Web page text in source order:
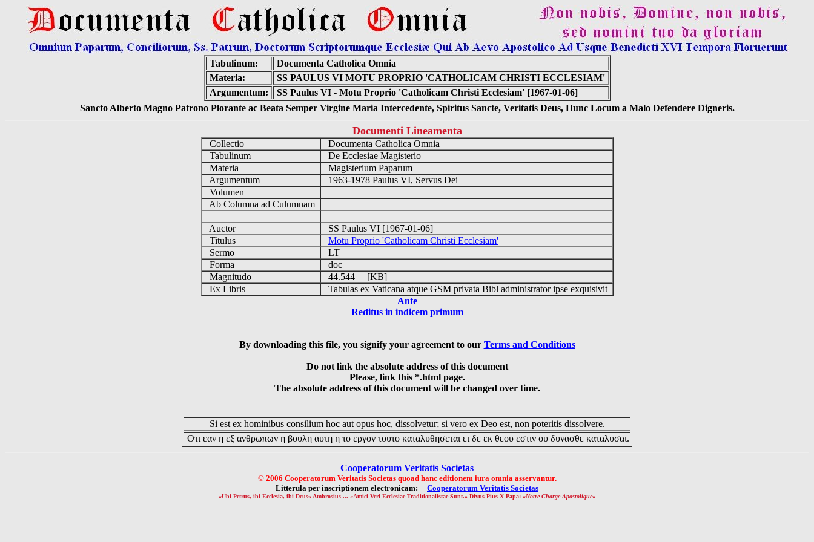
Tabulinum:
Documenta Catholica Omnia
Materia:
SS PAULUS VI MOTU PROPRIO 'CATHOLICAM CHRISTI ECCLESIAM'
Argumentum:
SS Paulus VI - Motu Proprio 'Catholicam Christi Ecclesiam' [1967-01-06]
Sancto Alberto Magno Patrono Plorante ac Beata Semper Virgine Maria Intercedente, Spiritus Sancte, Veritatis Deus, Hunc Locum a Malo Defendere Digneris.
Documenti Lineamenta
Collectio
Documenta Catholica Omnia
Tabulinum
De Ecclesiae Magisterio
Materia
Magisterium Paparum
Argumentum
1963-1978 Paulus VI, Servus Dei
Volumen
Ab Columna ad Culumnam
Auctor
SS Paulus VI [1967-01-06]
Titulus
Motu Proprio 'Catholicam Christi Ecclesiam'
Sermo
LT
Forma
doc
Magnitudo
44.544 [KB]
Ex Libris
Tabulas ex Vaticana atque GSM privata Bibl administrator ipse exquisivit
Ante
Reditus in indicem primum
By downloading this file, you signify your agreement to our Terms and Conditions
Do not link the absolute address of this document
Please, link this *.html page.
The absolute address of this document will be changed over time.
Si est ex hominibus consilium hoc aut opus hoc, dissolvetur; si vero ex Deo est, non poteritis dissolvere.
Οτι εαν η εξ ανθρωπων η βουλη αυτη η το εργον τουτο καταλυθησεται ει δε εκ θεου εστιν ου δυνασθε καταλυσαι.
Cooperatorum Veritatis Societas
© 2006 Cooperatorum Veritatis Societas quoad hanc editionem iura omnia asservantur.
Litterula per inscriptionem electronicam: Cooperatorum Veritatis Societas
«Ubi Petrus, ibi Ecclesia, ibi Deus» Ambrosius ... «Amici Veri Ecclesiae Traditionalistae Sunt.» Divus Pius X Papa: «Notre Charge Apostolique»